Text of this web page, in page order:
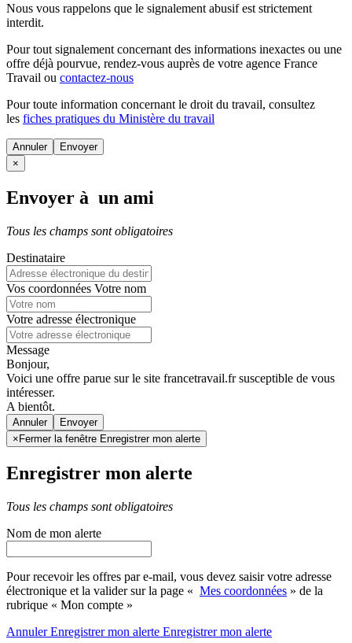
Nous vous rappelons que le signalement abusif est strictement
interdit.
Pour tout signalement concernant des informations inexactes ou une
offre déjà pourvue, rendez-vous auprès de votre agence France
Travail ou contactez-nous
Pour toute information concernant le droit du travail, consultez
les fiches pratiques du Ministère du travail
Annuler
×
Envoyer à un ami
Tous les champs sont obligatoires
Destinataire
Vos coordonnées Votre nom
Votre adresse électronique
Message
Bonjour,
Voici une offre parue sur le site francetravail.fr susceptible de vous
intéresser.
A bientôt.
Annuler
× Fermer la fenêtre Enregistrer mon alerte
Enregistrer mon alerte
Tous les champs sont obligatoires
Nom de mon alerte
Pour recevoir les offres par e-mail, vous devez saisir votre adresse
électronique et la valider sur la page « Mes coordonnées » de la
rubrique « Mon compte »
AnnulerEnregistrer mon alerte Enregistrermon alerte